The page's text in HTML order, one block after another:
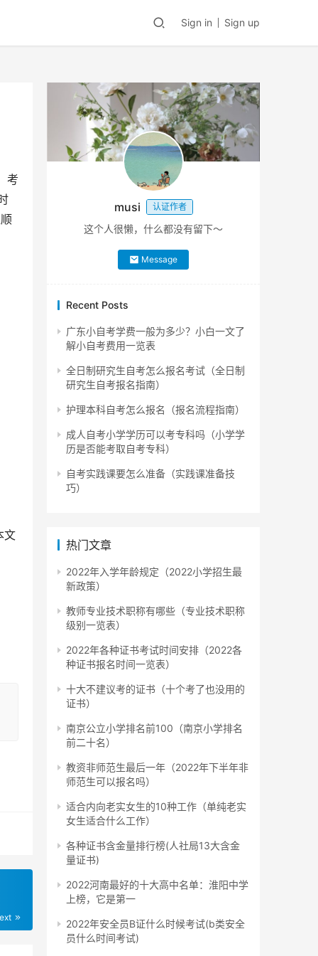
Sign in Sign up
考
文
musi 认证作者
这个人很懒，什么都没有留下～
Message
Recent Posts
广东小自考学费一般为多少？小白一文了
解小自考费用一览表
全日制研究生自考怎么报名考试（全日制
研究生自考报名指南）
护理本科自考怎么报名（报名流程指南）
成人自考小学学历可以考专科吗（小学学
历是否能考取自考专科）
自考实践课要怎么准备（实践课准备技
巧）
热门文章
2022年入学年龄规定（2022小学招生最
新政策）
教师专业技术职称有哪些（专业技术职称
级别一览表）
2022年各种证书考试时间安排（2022各
种证书报名时间一览表）
十大不建议考的证书（十个考了也没用的
证书）
南京公立小学排名前100（南京小学排名
前二十名）
教资非师范生最后一年（2022年下半年非
师范生可以报名吗）
适合内向老实女生的10种工作（单纯老实
女生适合什么工作）
各种证书含金量排行榜(人社局13大含金
量证书)
2022河南最好的十大高中名单：淮阳中学
上榜，它是第一
2022年安全员B证什么时候考试(b类安全
员什么时间考试)